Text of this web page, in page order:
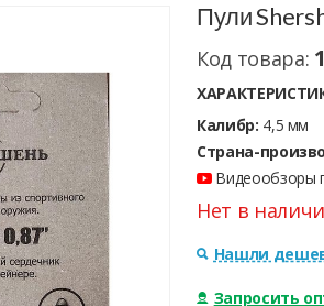
Пули
Код товара:
Калибр: 4,5 мм
Страна-
Видеообзоры
Нет в
Нашли
Запросить